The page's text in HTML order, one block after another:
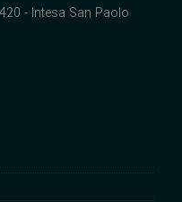
- Intesa San Paolo